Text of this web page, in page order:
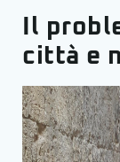
Il
città e